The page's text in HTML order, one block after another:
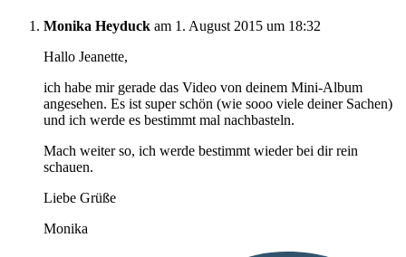
Monika Heyduck am 1. August 2015 um 18:32
Hallo Jeanette,
ich habe mir gerade das Video von deinem Mini-Album
angesehen. Es ist super schön (wie sooo viele deiner Sachen)
und ich werde es bestimmt mal nachbasteln.
Mach weiter so, ich werde bestimmt wieder bei dir rein
schauen.
Liebe Grüße
Monika